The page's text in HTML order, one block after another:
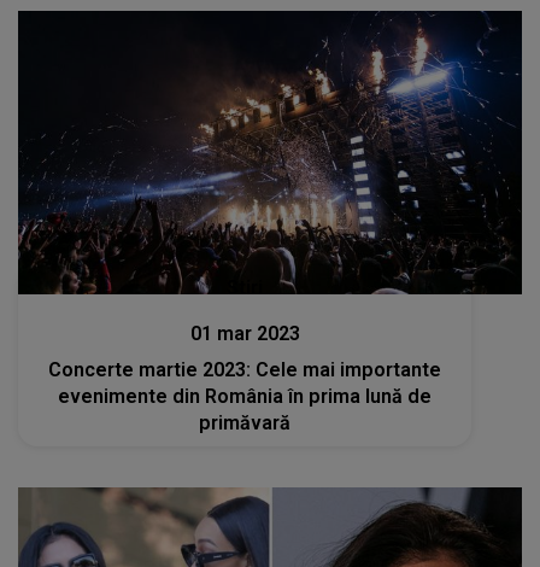
01 mar 2023
Concerte martie 2023: Cele mai importante
evenimente din România în prima lună de
primăvară